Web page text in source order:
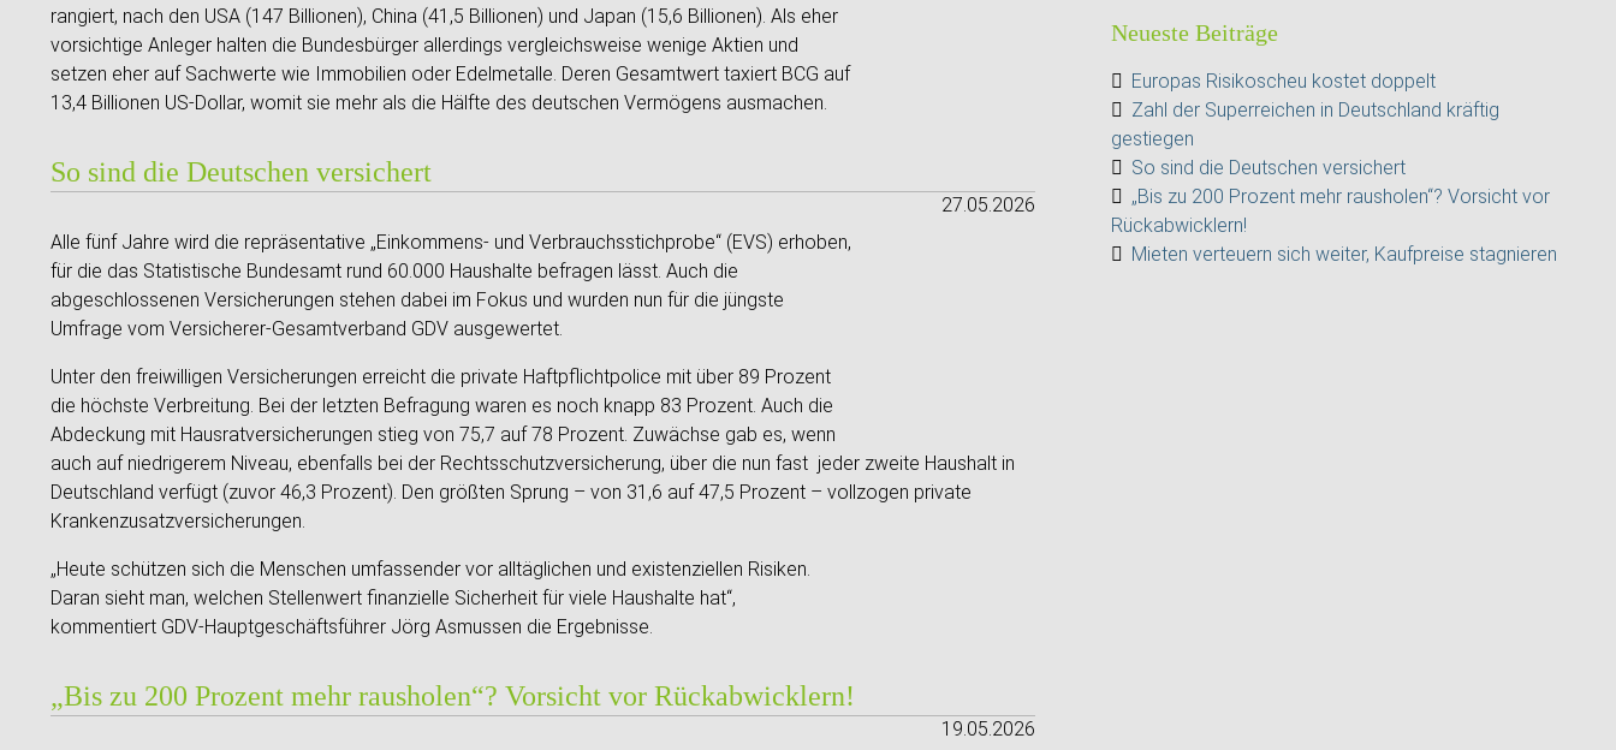
rangiert, nach den USA (147 Billionen), China (41,5 Billionen) und Japan (15,6 Billionen). Als eher
vorsichtige Anleger halten die Bundesbürger allerdings vergleichsweise wenige Aktien und
setzen eher auf Sachwerte wie Immobilien oder Edelmetalle. Deren Gesamtwert taxiert BCG auf
13,4 Billionen US-Dollar, womit sie mehr als die Hälfte des deutschen Vermögens ausmachen.
So sind die Deutschen versichert
27.05.2026
Alle fünf Jahre wird die repräsentative „Einkommens- und Verbrauchsstichprobe“ (EVS) erhoben,
für die das Statistische Bundesamt rund 60.000 Haushalte befragen lässt. Auch die
abgeschlossenen Versicherungen stehen dabei im Fokus und wurden nun für die jüngste
Umfrage vom Versicherer-Gesamtverband GDV ausgewertet.
Unter den freiwilligen Versicherungen erreicht die private Haftpflichtpolice mit über 89 Prozent
die höchste Verbreitung. Bei der letzten Befragung waren es noch knapp 83 Prozent. Auch die
Abdeckung mit Hausratversicherungen stieg von 75,7 auf 78 Prozent. Zuwächse gab es, wenn
auch auf niedrigerem Niveau, ebenfalls bei der Rechtsschutzversicherung, über die nun fast jeder zweite Haushalt in
Deutschland verfügt (zuvor 46,3 Prozent). Den größten Sprung – von 31,6 auf 47,5 Prozent – vollzogen private
Krankenzusatzversicherungen.
„Heute schützen sich die Menschen umfassender vor alltäglichen und existenziellen Risiken.
Daran sieht man, welchen Stellenwert finanzielle Sicherheit für viele Haushalte hat“,
kommentiert GDV-Hauptgeschäftsführer Jörg Asmussen die Ergebnisse.
„Bis zu 200 Prozent mehr rausholen“? Vorsicht vor Rückabwicklern!
19.05.2026
Neueste Beiträge
Europas Risikoscheu kostet doppelt
Zahl der Superreichen in Deutschland kräftig
gestiegen
So sind die Deutschen versichert
„Bis zu 200 Prozent mehr rausholen“? Vorsicht vor
Rückabwicklern!
Mieten verteuern sich weiter, Kaufpreise stagnieren